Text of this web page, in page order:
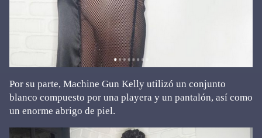
Por su parte, Machine Gun Kelly utilizó un conjunto
blanco compuesto por una playera y un pantalón, así como
un enorme abrigo de piel.